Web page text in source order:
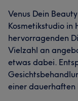
Venus Dein
Kosmetikstudio in
hervorragenden
Vielzahl an
etwas dabei.
einer